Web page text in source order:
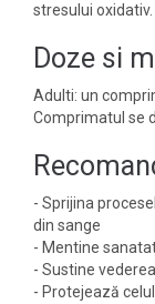
stresului oxidativ.
Doze si
Adulti: un
Comprimatul se
- Sprijina
din sange
- Mentine
- Sustine
- Protejează